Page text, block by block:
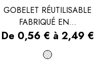
GOBELET RÉUTILISABLE
FABRIQUÉ EN...
Prix
De 0,56 € à 2,49 €